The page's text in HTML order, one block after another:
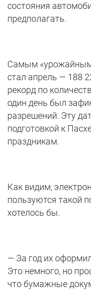
состояния
предполагать.
Самым
стал апрель — 188
рекорд по
один день был
разрешений. Эту
подготовкой к
праздникам.
Как видим,
пользуются такой
хотелось бы.
— За год их
Это немного, но
что бумажные